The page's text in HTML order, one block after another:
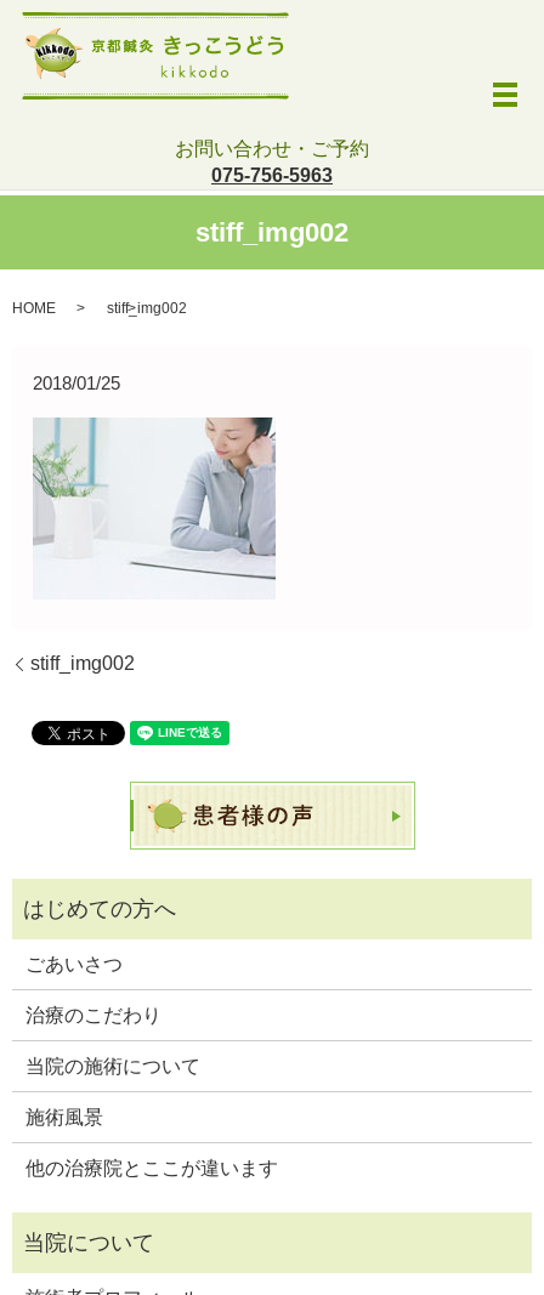
お問い合わせ・ご予約
075-756-5963
メ
stiff_img002
HOME stiff_img002
2018/01/25
stiff_img002
ごあいさつ
治療のこだわり
当院の施術について
施術風景
他の治療院とここが違います